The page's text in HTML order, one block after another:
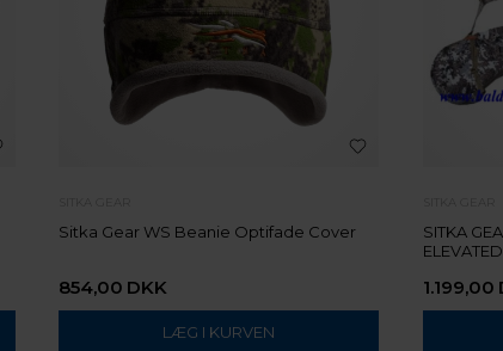
Sitka Gear WS Beanie Optifade Cover
854,00 DKK
SITKA
1.199,00